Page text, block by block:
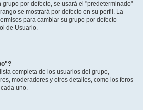
por defecto, se usará el "predeterminado"
se mostrará por defecto en su perfil. La
para cambiar su grupo por defecto
de Usuario.
completa de los usuarios del grupo,
moderadores y otros detalles, como los foros
uno.